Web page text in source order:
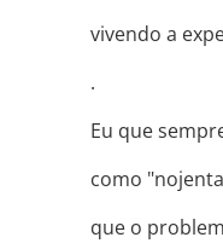
vivendo a
.
Eu que
como
que o